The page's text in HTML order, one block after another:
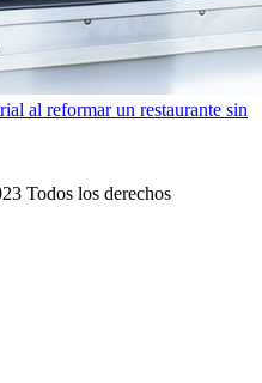
al reformar un restaurante sin
Todos los derechos